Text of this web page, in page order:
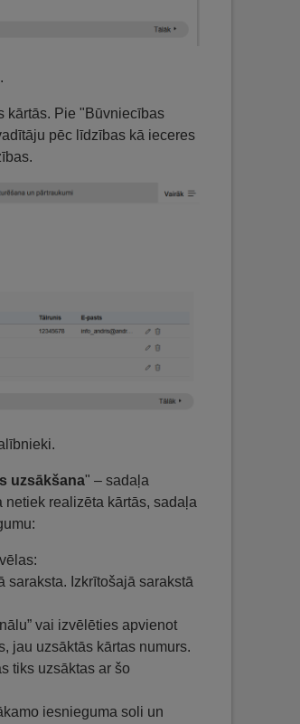
kārtās. Pie "Būvniecības
pēc līdzības kā ieceres
uzsākšana" – sadaļa
realizēta kārtās, sadaļa
saraksta. Izkrītošajā sarakstā
vai izvēlēties apvienot
jau uzsāktās kārtas numurs.
tiks uzsāktas ar šo
iesnieguma soli un